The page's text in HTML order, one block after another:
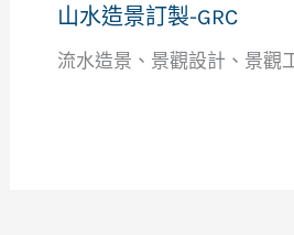
山水造景訂製-GRC
流水造景、景觀設計、景觀